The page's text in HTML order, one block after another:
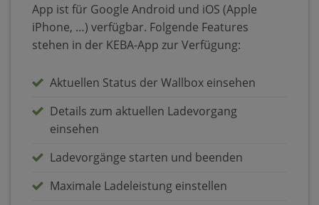
App ist für Google Android und iOS (Apple
iPhone, …) verfügbar. Folgende Features
stehen in der KEBA-App zur Verfügung:
Aktuellen Status der Wallbox einsehen
Details zum aktuellen Ladevorgang
einsehen
Ladevorgänge starten und beenden
Maximale Ladeleistung einstellen